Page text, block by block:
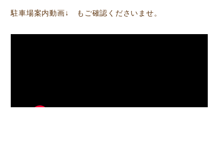
駐車場案内動画↓ もご確認くださいませ。